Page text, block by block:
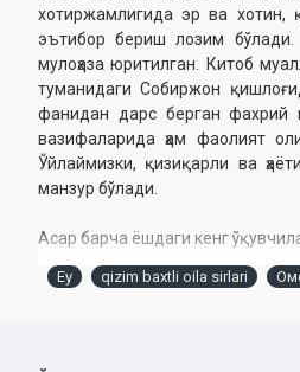
хотиржамлигида эр ва хотин,
эътибор бериш лозим бўлади.
мулоҳаза юритилган. Китоб
туманидаги Собиржон
фанидан дарс берган фахрий
вазифаларида ҳам фаолият
Ўйлаймизки, қизиқарли ва
манзур бўлади.
Асар барча ёшдаги кенг
Ey qizim baxtli oila sirlari